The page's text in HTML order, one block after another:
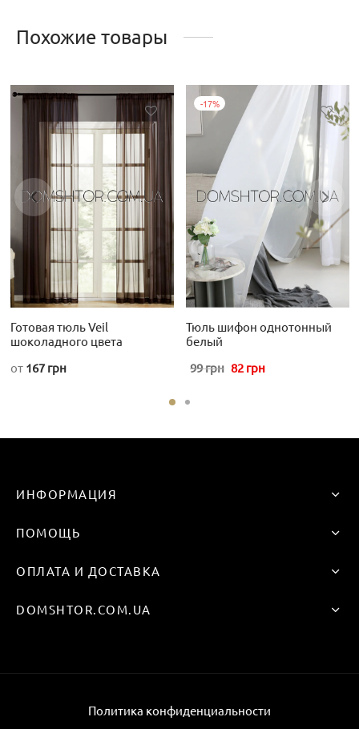
Похожие товары
Этот
товар
имеет
несколько
вариаций.
Опции
можно
выбрать
на
Готовая тюль Veil
шоколадного цвета
от 167грн
несколько
можно
на
товара.
-17%
Тюль шифон однотонный
белый
99грн
Первоначальная
составляла
82 грн
Текущая
82 грн
DOMSHTOR.COM.UA
ПОМОЩЬ
ОПЛАТА И ДОСТАВКА
ИНФОРМАЦИЯ
Политика конфиденциальности